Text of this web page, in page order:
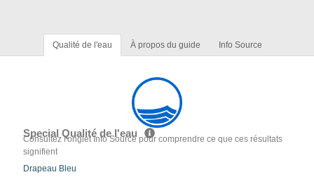
Qualité de l'eau À propos du guide Info Source
Special Qualité de l'eau
Consultez l'onglet Info Source pour comprendre ce que ces résultats
signifient
Drapeau Bleu